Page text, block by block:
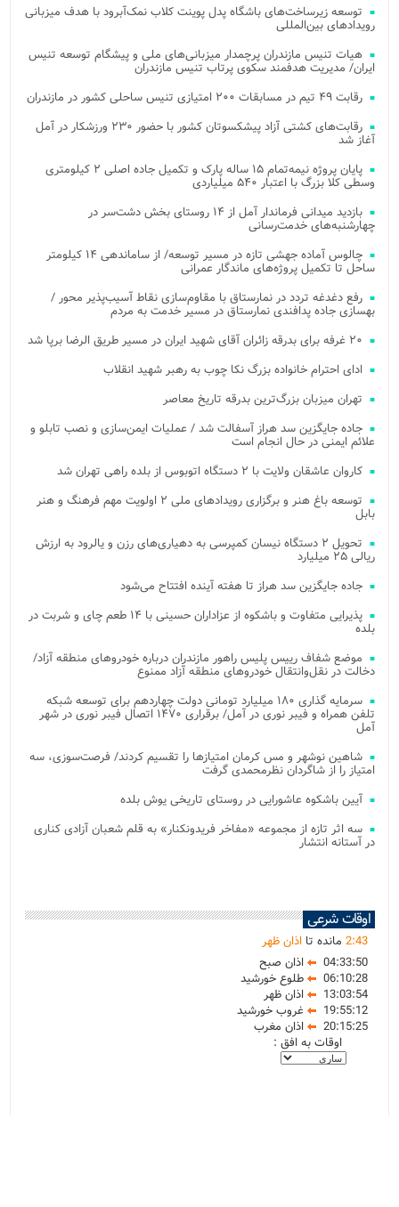
توسعه زیرساخت‌های باشگاه پدل پوینت کلاب نمک‌آبرود با هدف میزبانی
رویدادهای بین‌المللی
هیات تنیس مازندران پرچمدار میزبانی‌های ملی و پیشگام توسعه تنیس
ایران/ مدیریت هدفمند سکوی پرتاب تنیس مازندران
رقابت ۴۹ تیم در مسابقات ۲۰۰ امتیازی تنیس ساحلی کشور در مازندران
رقابت‌های کشتی آزاد پیشکسوتان کشور با حضور ۲۳۰ ورزشکار در آمل
آغاز شد
پایان پروژه نیمه‌تمام ۱۵ ساله پارک و تکمیل جاده اصلی ۲ کیلومتری
وسطی کلا بزرگ با اعتبار ۵۴۰ میلیاردی
بازدید میدانی فرماندار آمل از ۱۴ روستای بخش دشت‌سر در
چهارشنبه‌های خدمت‌رسانی
چالوس آماده جهشی تازه در مسیر توسعه/ از ساماندهی ۱۴ کیلومتر
ساحل تا تکمیل پروژه‌های ماندگار عمرانی
رفع دغدغه تردد در نمارستاق با مقاوم‌سازی نقاط آسیب‌پذیر محور /
بهسازی جاده پدافندی نمارستاق در مسیر خدمت به مردم
۲۰ غرفه برای بدرقه زائران آقای شهید ایران در مسیر طریق الرضا برپا شد
ادای احترام خانواده بزرگ نکا چوب به رهبر شهید انقلاب
تهران میزبان بزرگ‌ترین بدرقه تاریخ معاصر
جاده جایگزین سد هراز آسفالت شد / عملیات ایمن‌سازی و نصب تابلو و
علائم ایمنی در حال انجام است
کاروان عاشقان ولایت با ۲ دستگاه اتوبوس از بلده راهی تهران شد
توسعه باغ هنر و برگزاری رویدادهای ملی ۲ اولویت مهم فرهنگ و هنر
بابل
تحویل ۲ دستگاه نیسان کمپرسی به دهیاری‌های رزن و یالرود به ارزش
ریالی ۲۵ میلیارد
جاده جایگزین سد هراز تا هفته آینده افتتاح می‌شود
پذیرایی متفاوت و باشکوه از عزاداران حسینی با ۱۴ طعم چای و شربت در
بلده
موضع شفاف رییس پلیس راهور مازندران درباره خودروهای منطقه آزاد/
دخالت در نقل‌وانتقال خودروهای منطقه آزاد ممنوع
سرمایه گذاری ۱۸۰ میلیارد تومانی دولت چهاردهم برای توسعه شبکه
تلفن همراه و فیبر نوری در آمل/ برقراری ۱۴۷۰ اتصال فیبر نوری در شهر
آمل
شاهین نوشهر و مس کرمان امتیازها را تقسیم کردند/ فرصت‌سوزی، سه
امتیاز را از شاگردان نظرمحمدی گرفت
آیین باشکوه عاشورایی در روستای تاریخی یوش بلده
سه اثر تازه از مجموعه «مفاخر فریدونکنار» به قلم شعبان آزادی کناری
در آستانه انتشار
اوقات شرعی
2:43 مانده تااذان ظهر
04:33:50
اذان صبح
06:10:28
طلوع خورشید
13:03:54
اذان ظهر
19:55:12
غروب خورشید
20:15:25
اذان مغرب
اوقات به افق :